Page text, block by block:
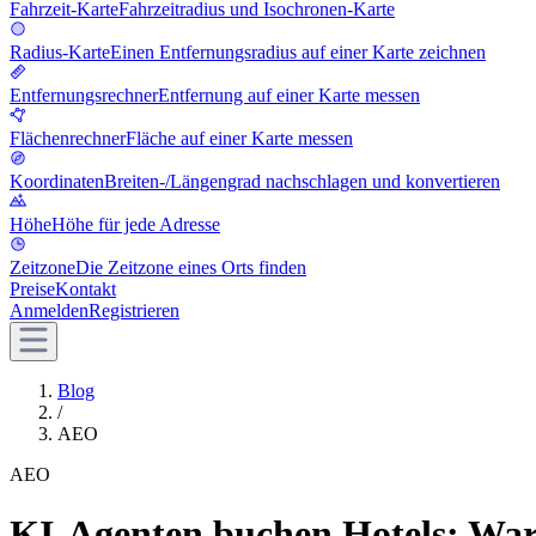
Fahrzeit-KarteFahrzeitradius und Isochronen-Karte
Radius-KarteEinen Entfernungsradius auf einer Karte zeichnen
EntfernungsrechnerEntfernung auf einer Karte messen
FlächenrechnerFläche auf einer Karte messen
KoordinatenBreiten-/Längengrad nachschlagen und konvertieren
HöheHöhe für jede Adresse
ZeitzoneDie Zeitzone eines Orts finden
PreiseKontakt
AnmeldenRegistrieren
Blog
/
AEO
AEO